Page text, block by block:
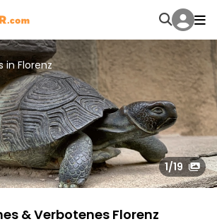
in Florenz
1/19
& Verbotenes Florenz